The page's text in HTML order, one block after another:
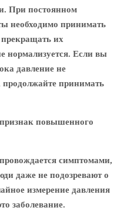
При постоянном
необходимо принимать
их
нормализуется. Если вы
давление не
продолжайте принимать
повышенного
симптомами,
даже не подозревают о
измерение давления
заболевание.